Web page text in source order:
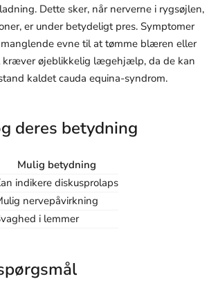
Dette sker, når nerverne i rygsøjlen,
er under betydeligt pres. Symptomer
evne til at tømme blæren eller
øjeblikkelig lægehjælp, da de kan
kaldet cauda equina-syndrom.
deres betydning
Mulig betydning
indikere diskusprolaps
nervepåvirkning
i lemmer